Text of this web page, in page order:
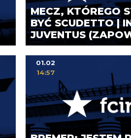
MECZ, KTÓREGO
BYĆ SCUDETTO |
JUVENTUS
01.02
14:57